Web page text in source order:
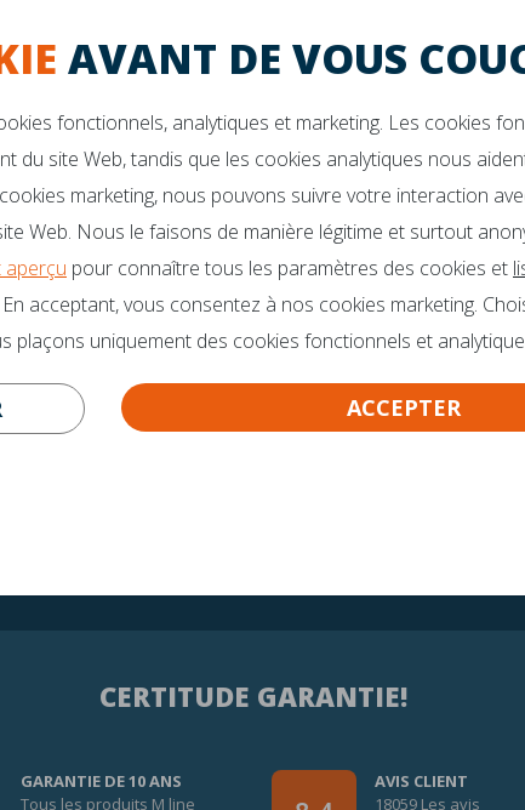
AVANT DE VOUS
fonctionnels, analytiques et marketing. Les cookies
du site Web, tandis que les cookies analytiques nous
marketing, nous pouvons suivre votre interaction
Web. Nous le faisons de manière légitime et surtout
aperçu pour connaître tous les paramètres des cookies et
En acceptant, vous consentez à nos cookies marketing.
plaçons uniquement des cookies fonctionnels et
ACCEPTER
Garantie de 10 ans La durabilité
DES QUESTIONS?
Des brochures
Ambassadeurs
CERTITUDE GARANTIE!
GARANTIE DE 10 ANS
Tous les produits M line
AVIS CLIENT
18059 Les avis